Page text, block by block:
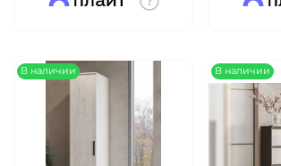
В наличии В наличии